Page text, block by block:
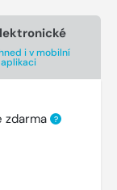
i v mobilní
aplikaci
zdarma ?